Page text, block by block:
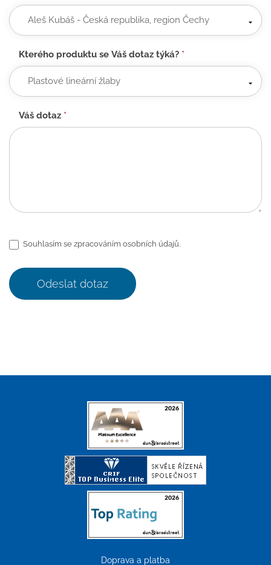
Kterého produktu se Váš dotaz týká? *
Váš dotaz *
Souhlasím se zpracováním osobních údajů.
Odeslat dotaz
Doprava a platba